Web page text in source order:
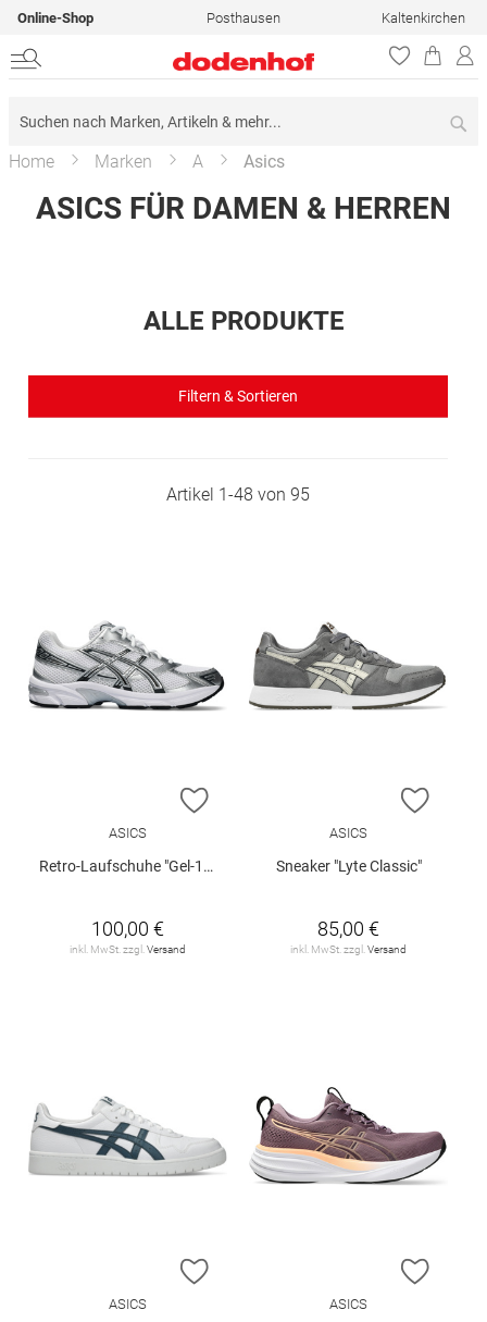
Online-Shop Posthausen Kaltenkirchen
Home Marken A Asics
ASICS FÜR DAMEN & HERREN
ALLE PRODUKTE
Filtern & Sortieren
Artikel 1-48 von 95
ZUR WUNSCHLISTE HINZUFÜGEN
ASICS
Retro-Laufschuhe "Gel-1130"
100,00 €
inkl. MwSt. zzgl. Versand
ZUR
ASICS
Sneaker "Lyte Classic"
85,00 €
inkl. MwSt. zzgl. Versand
ZUR WUNSCHLISTE HINZUFÜGEN
ASICS
ZUR
ASICS